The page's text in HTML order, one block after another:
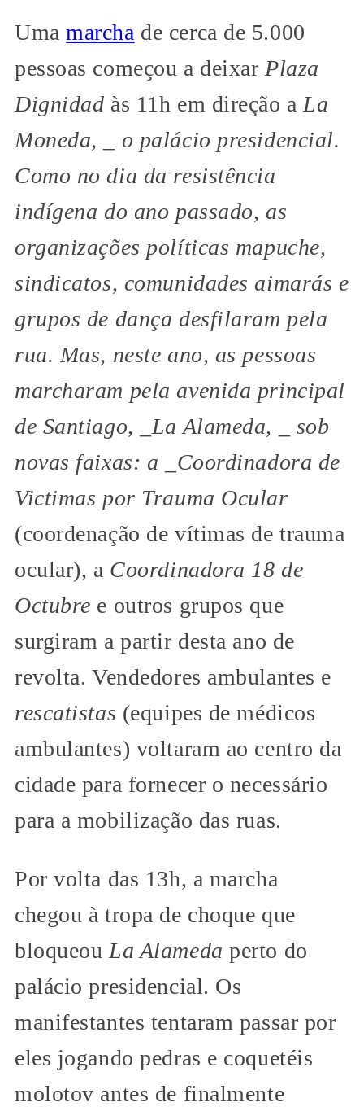
Umamarcha de cerca de 5.000
pessoas começou a deixar Plaza
Dignidad às 11h em direção a La
Moneda, _ o palácio presidencial.
Como no dia da resistência
indígena do ano passado, as
organizações políticas mapuche,
sindicatos, comunidades aimarás e
grupos de dança desfilaram pela
rua. Mas, neste ano, as pessoas
marcharam pela avenida principal
de Santiago, _La Alameda, _ sob
novas faixas: a _Coordinadora de
Victimas por Trauma Ocular
(coordenação de vítimas de trauma
ocular), a Coordinadora 18 de
Octubre e outros grupos que
surgiram a partir desta ano de
revolta. Vendedores ambulantes e
rescatistas (equipes de médicos
ambulantes) voltaram ao centro da
cidade para fornecer o necessário
para a mobilização das ruas.
Por volta das 13h, a marcha
chegou à tropa de choque que
bloqueou La Alameda perto do
palácio presidencial. Os
manifestantes tentaram passar por
eles jogando pedras e coquetéis
molotov antes de finalmente